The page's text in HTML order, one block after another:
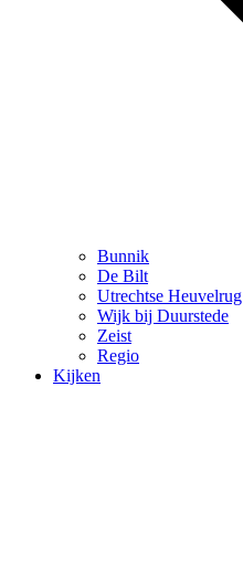
Bunnik
De Bilt
Utrechtse Heuvelrug
Wijk bij Duurstede
Zeist
Regio
Kijken